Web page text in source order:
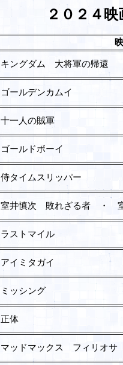
２０２４
キングダム 大将軍の帰還
ゴールデンカムイ
十一人の賊軍
ゴールドボーイ
侍タイムスリッパー
室井慎次 敗れざる者 ・
ラストマイル
アイミタガイ
ミッシング
正体
マッドマックス フィリオサ